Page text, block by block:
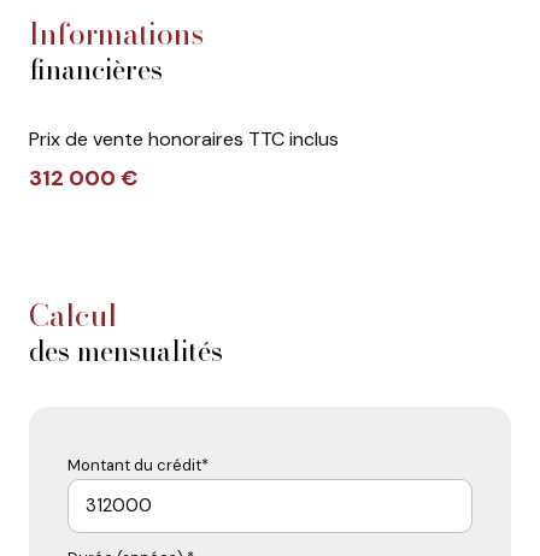
informations
financières
Prix de vente honoraires TTC inclus
312 000 €
calcul
des mensualités
Montant du crédit*